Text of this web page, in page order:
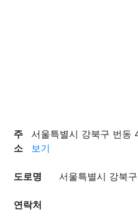
주
소
서울특별시 강북구 번동
보기
도로명 서울특별시 강북
연락처